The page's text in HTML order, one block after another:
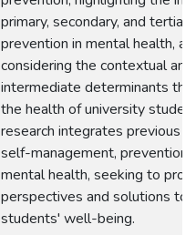
primary, secondary, and tertiary
prevention in mental health,
considering the contextual and
intermediate determinants
the health of university
research integrates previous
self-management, prevention,
mental health, seeking to
perspectives and solutions to
students' well-being.